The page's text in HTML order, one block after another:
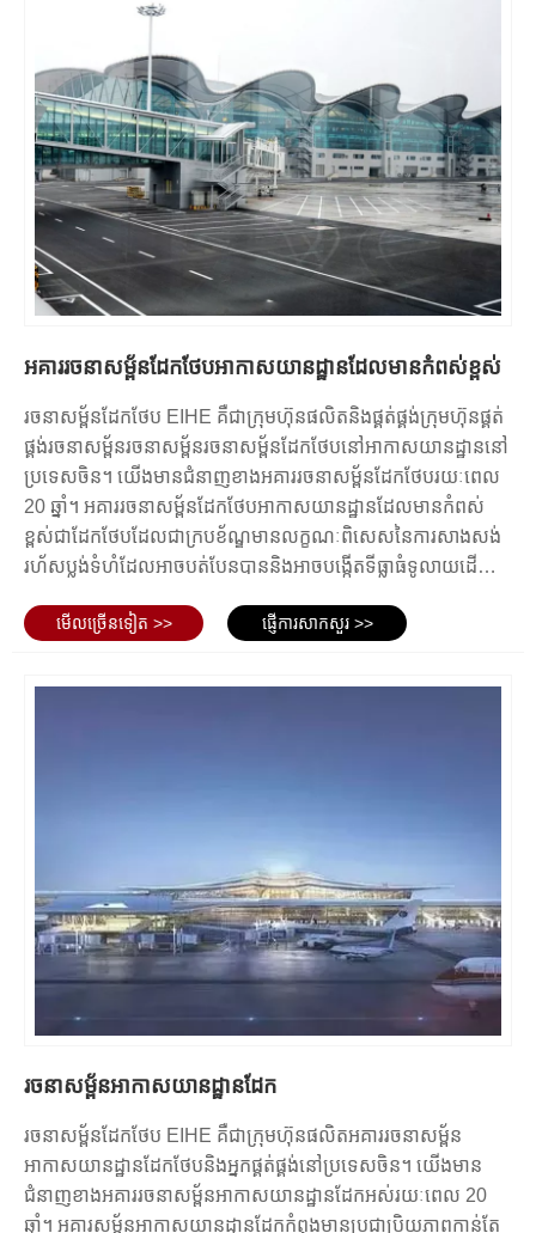
សម្រាប់ការសាងសង់ស្ថានីយ៍រថភ្លើង។ វាផ្តល់នូវកម្លាំងដ៏ល្អឥតខ្ចោះ ភាពធន់នឹងការ
corrosion និងភាពបត់បែនក្នុងការរចនា ដែលធ្វើឱ្យវាស័ក្តិសមសម្រាប់កម្មវិធីដ៏ធំ
ទូលាយ និងលក្ខខណ្ឌបរិស្ថាន។
ប្រភេទនៃរចនាសម្ព័ន្ធដែកអាកាសយានដ្ឋាន
រចនាសម្ព័ន្ធដែកអាកាសយានដ្ឋានអាចប្រែប្រួលអាស្រ័យលើតម្រូវការជាក់លាក់ និង
ការរចនានៃកន្លែងព្រលានយន្តហោះ។ ទោះយ៉ាងណាក៏ដោយ មានរចនាសម្ព័ន្ធដែក
យន្តហោះ។
គ្រោងឆ្អឹងរឹងដើម្បីទ្រទ្រង់ដំបូល និងជញ្ជាំងនៃស្ថានីយអាកាសយានដ្ឋាន ឬឃ្លាំង។
ប្រភេទនៃរចនាសម្ព័ន្ធនេះផ្តល់នូវស្ថេរភាពនិងភាពរឹងមាំដ៏ល្អឥតខ្ចោះដែល
ធ្វើឱ្យវាសមរម្យសម្រាប់គ្រឿងបរិក្ខារដែលមានទំហំធំ។
ប្រភេទមួយទៀតគឺរចនាសម្ព័ន្ធ truss ដែលជាក្របខ័ណ្ឌទម្ងន់ស្រាលប៉ុន្តែរឹងមាំដែល
បង្កើតឡើងដោយឯកតារាងត្រីកោណឬ tetrahedral ។ រចនាសម្ព័ន្ធ Truss ត្រូវបាន
គេប្រើជាញឹកញាប់នៅក្នុងដំបូលនៃស្ថានីយអាកាសយានដ្ឋាន ឬ hangars
ដោយសារតែពួកគេអាចលាតសន្ធឹងចម្ងាយធំដោយមិនចាំបាច់ត្រូវការជំនួយកម្រិត
មធ្យម។ នេះអនុញ្ញាតឱ្យមានទីធ្លាចំហរ និងមិនមានការស្ទះ បង្កើនមុខងារ និង
ប្រព័ន្ធតោង ដូចជាបន្ទះដែក ឬដំបូលដែលមានអ៊ីសូឡង់ ដែលផ្តល់ការការពារ
អាកាសធាតុ និងលើកកំពស់រូបរាងរបស់អគារ។
គួរកត់សម្គាល់ថាប្រភេទជាក់លាក់នៃរចនាសម្ព័ន្ធដែកដែលប្រើក្នុងបរិក្ខារ
អាកាសយានដ្ឋានត្រូវបានកំណត់ដោយតម្រូវការពិសេសនៃគម្រោង រួមទាំងទំហំ
និងប្លង់អគារ បន្ទុកដែលវាត្រូវការដើម្បីទ្រទ្រង់ និងលក្ខខណ្ឌបរិស្ថានក្នុងតំបន់។
ដូច្នេះ វាជារឿងសំខាន់ក្នុងការប្រឹក្សាជាមួយវិស្វករសំណង់ និងស្ថាបត្យករដើម្បី
របស់អ្នក។
ដែកឯកទេសដែលត្រូវបានប្រើនៅក្នុងតំបន់ជាក់លាក់នៃព្រលានយន្តហោះ។ ជា
ឧទាហរណ៍ វេទិកាដែកដែលប្រើដើម្បីគាំទ្រប្រព័ន្ធគ្រប់គ្រងឥវ៉ាន់ គឺជាផ្នែកសំខាន់នៃ
ប្រតិបត្តិការព្រលានយន្តហោះ។ វេទិកាទាំងនេះត្រូវបានរចនាឡើងដើម្បីទប់ទល់
អគាររចនាសម្ព័នដែកថែបអាកាសយានដ្ឋានដែលមានកំពស់ខ្ពស់
រចនាសម្ព័នដែកថែប EIHE គឺជាក្រុមហ៊ុនផលិតនិងផ្គត់ផ្គង់ក្រុមហ៊ុនផ្គត់
ផ្គង់រចនាសម្ព័នរចនាសម្ព័នរចនាសម្ព័នដែកថែបនៅអាកាសយានដ្ឋាននៅ
ប្រទេសចិន។ យើងមានជំនាញខាងអគាររចនាសម្ព័នដែកថែបរយៈពេល
20 ឆ្នាំ។ អគាររចនាសម្ព័នដែកថែបអាកាសយានដ្ឋានដែលមានកំពស់
ខ្ពស់ជាដែកថែបដែលជាក្របខ័ណ្ឌមានលក្ខណៈពិសេសនៃការសាងសង់
រហ័សប្លង់ទំហំដែលអាចបត់បែនបាននិងអាចបង្កើតទីធ្លាធំទូលាយដើម្បី
មើល​ច្រើន​ទៀត >> ផ្ញើការសាកសួរ >>
រចនាសម្ព័នអាកាសយានដ្ឋានដែក
រចនាសម្ព័នដែកថែប EIHE គឺជាក្រុមហ៊ុនផលិតអគាររចនាសម្ព័ន
អាកាសយានដ្ឋានដែកថែបនិងអ្នកផ្គត់ផ្គង់នៅប្រទេសចិន។ យើងមាន
ជំនាញខាងអគាររចនាសម្ព័នអាកាសយានដ្ឋានដែកអស់រយៈពេល 20
ឆ្នាំ។ អគារសម្ព័នអាកាសយានដ្ឋានដែកកំពុងមានប្រជាប្រិយភាពកាន់តែ